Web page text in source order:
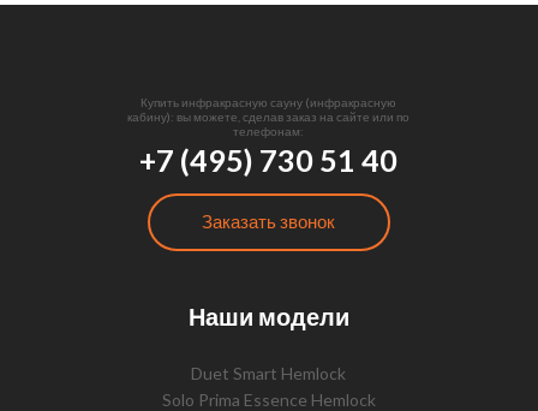
Купить инфракрасную сауну (инфракрасную
кабину): вы можете, сделав заказ на сайте или по
телефонам:
+7 (495) 730 51 40
Заказать звонок
Наши модели
Duet Smart Hemlock
Solo Prima Essence Hemlock